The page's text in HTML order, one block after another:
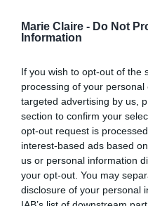
Marie Claire - Do Not
Information
If you wish to opt-out of the
processing of your
targeted advertising by us,
section to confirm your
opt-out request is
interest-based ads based
us or personal information
your opt-out. You may
disclosure of your personal
Τρία κόκκινα